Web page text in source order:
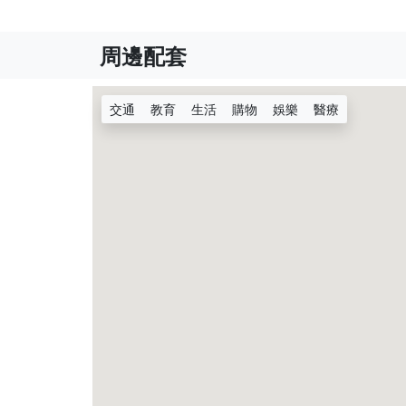
周邊配套
交通 教育 生活 購物 娛樂 醫療